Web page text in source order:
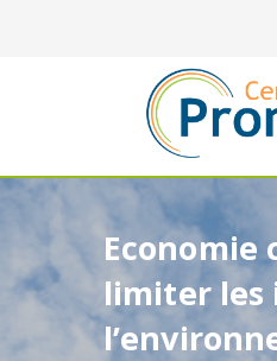
Economie
limiter les